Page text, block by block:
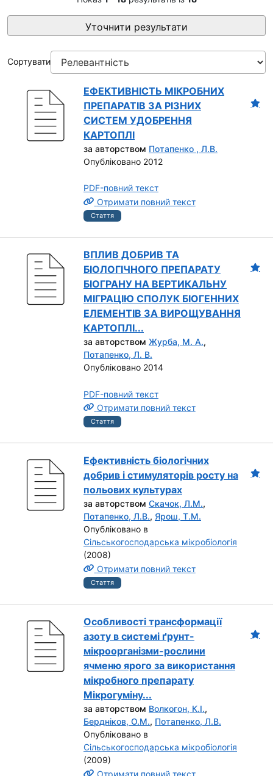
Уточнити результати
Сортувати
ЕФЕКТИВНІСТЬ МІКРОБНИХ
ПРЕПАРАТІВ ЗА РІЗНИХ
СИСТЕМ УДОБРЕННЯ
КАРТОПЛІ
за авторством Потапенко , Л.В.
Опубліковано 2012
PDF-повний текст
Отримати повний текст
Стаття
ВПЛИВ ДОБРИВ ТА
БІОЛОГІЧНОГО ПРЕПАРАТУ
БІОГРАНУ НА ВЕРТИКАЛЬНУ
МІГРАЦІЮ СПОЛУК БІОГЕННИХ
ЕЛЕМЕНТІВ ЗА ВИРОЩУВАННЯ
КАРТОПЛІ...
за авторством Журба, М. А.,
Потапенко, Л. В.
Опубліковано 2014
PDF-повний текст
Отримати повний текст
Стаття
Ефективність біологічних
добрив і стимуляторів росту на
польових культурах
за авторством Скачок, Л.М.,
Потапенко, Л.В., Ярош, Т.М.
Опубліковано в
Сільськогосподарська мікробіологія
(2008)
Отримати повний текст
Стаття
Особливості трансформації
азоту в системі ґрунт-
мікроорганізми-рослини
ячменю ярого за використання
мікробного препарату
Мікрогуміну...
за авторством Волкогон, К.І.,
Бердніков, О.М., Потапенко, Л.В.
Опубліковано в
Сільськогосподарська мікробіологія
(2009)
Отримати повний текст